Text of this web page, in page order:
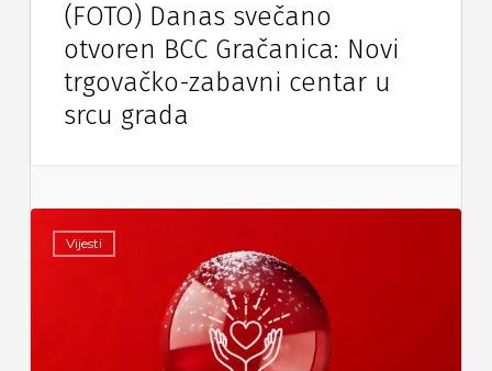
(FOTO) Danas svečano
otvoren BCC Gračanica: Novi
trgovačko-zabavni centar u
srcu grada
Vijesti